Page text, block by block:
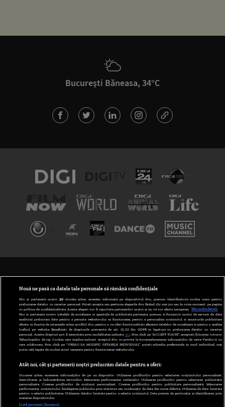
București Băneasa, 34°C
ABONARE DIGI TV
GESTIONAȚI PREFERINȚELE
CODUL DIGI24
CAMERE WEB
CONTACT/INFO
Nouă ne pasă ca datele tale personale să rămână confidențiale
Noi și partenerii noștri 30stocăm și/sau accesăm informații pe dispozitivul dvs., precum identificatorii cookie unici pentru
prelucrarea datelor cu caracter personal. Puteți accepta sau gestiona alegerile dvs. făcând clic mai jos sau în orice moment, pe pagina
cu politica de confidențialitate. Aceste alegeri vor fi raportate partenerilor noștri și nu vă vor afecta navigarea.
Mai multe detalii
Noi si partenerii nostri (retelele de socializare si agentiile de publicitate partenere, precum si furnizorii nostri de servicii de date
analitice) prelucram date pentru a permite website-ului sa functioneze, pentru a personaliza continutul si anunturile publicitare
afisate in functie de interesele si/sau profilul dvs., pentru a va oferi functionalitati aferente retelelor de socializare si pentru a analiza
traficul pe website. Beneficiati de drepturile prevazute de art. 15-22 din GDPR in legatura cu prelucrarea datelor cu caracter
personal. Aceste drepturi pot fi exercitate prin modalitatea indicata aici. Prin click pe “ACCEPT TOATE”, acceptati folosirea tuturor
Tehnologiilor de tip Cookie, care implica inclusiv acceptul dvs. cu privire la stocarea/accesarea informatiilor de catre Vendor-ii cu
care colaboram. Prin click pe “VREAU SA MODIFIC SETARILE INDIVIDUAL” puteti schimba preferintele in mod individual, mai
putin cele legate de cookie strict necesare pentru functionarea website-ului.
Atât noi, cât și partenerii noștri prelucrăm datele pentru a oferi:
Stocarea și/sau accesarea informațiilor de pe un dispozitiv. Utilizarea profilurilor pentru selectarea conținutului personalizat.
Dezvoltarea și îmbunătățirea serviciilor. Măsurarea performanței reclamelor. Utilizarea profilurilor pentru selectarea publicității
personalizate. Crearea profilurilor de conținut personalizat. Crearea profilurilor pentru publicitate personalizată. Măsurarea
performanței conținutului. Înțelegerea publicului prin statistici sau combinații de date din surse diferite. Utilizarea de date limitate
pentru a selecta publicitatea. Utilizarea datelor limitate pentru a selecta conținutul. Date precise de geolocație și identificarea prin
scanarea dispozitivului.
Listă parteneri (furnizori)